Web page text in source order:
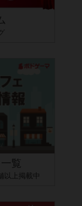
覧
以上掲載中